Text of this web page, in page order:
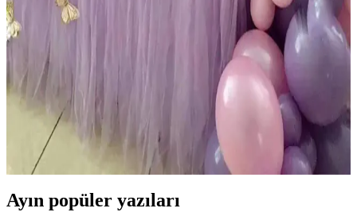
Bebek temalı 33 parçalık set, şeffaf beyaz kutular, balonlar ve
harflerle özel kutlamalarınıza estetik ve kolay kullanım sağlar.
Atakent Süs ve Eğlencemarketi Balon Zinciri
Karşılaştırması: Hangi Set Sizin İçin Uygun
İki farklı balon zinciri setini detaylı karşılaştırıyoruz. Renk,
malzeme, kullanım alanları ve kullanıcı yorumlarıyla hangi ürünün
sizin etkinliğinize daha uygun olduğunu keşfedin.
Ayın popüler yazıları